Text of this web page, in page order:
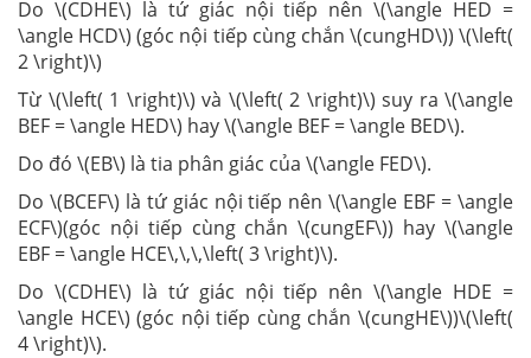
Do \(CDHE\) là tứ giác nội tiếp nên \(\angle HED =
\angle HCD\) (góc nội tiếp cùng chắn \(cungHD\)) \(\left(
2 \right)\)
Từ \(\left( 1 \right)\) và \(\left( 2 \right)\) suy ra \(\angle
BEF = \angle HED\) hay \(\angle BEF = \angle BED\).
Do đó \(EB\) là tia phân giác của \(\angle FED\).
Do \(BCEF\) là tứ giác nội tiếp nên \(\angle EBF = \angle
ECF\)(góc nội tiếp cùng chắn \(cungEF\)) hay \(\angle
EBF = \angle HCE\,\,\,\left( 3 \right)\).
Do \(CDHE\) là tứ giác nội tiếp nên \(\angle HDE =
\angle HCE\) (góc nội tiếp cùng chắn \(cungHE\))\(\left(
4 \right)\).